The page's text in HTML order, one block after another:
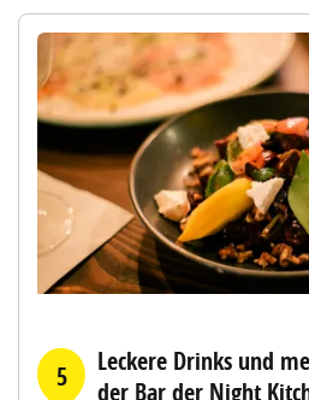
5
Leckere Drinks und
der Bar der Night